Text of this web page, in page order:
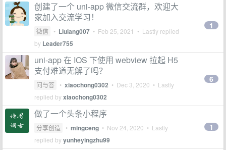
创建了一个 uni-app 微信交流群，欢迎大
家加入交流学习！
微信 • Liulang007 • Feb 25, 2021 • Lastly replied
by Leader755
1
uni-app 在 IOS 下使用 webview 拉起 H5
支付难道无解了吗？
问与答 • xiaochong0302 • Dec 3, 2020 • Lastly
replied byxiaochong0302
6
做了一个头条小程序
分享创造 • mingceng • Nov 24, 2020 • Lastly
replied byyunheyingzhu99
1